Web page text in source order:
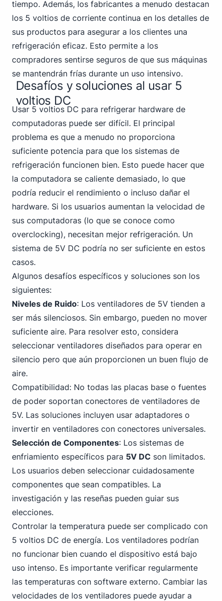
tiempo. Además, los fabricantes a menudo destacan
los 5 voltios de corriente continua en los detalles de
sus productos para asegurar a los clientes una
refrigeración eficaz. Esto permite a los
compradores sentirse seguros de que sus máquinas
se mantendrán frías durante un uso intensivo.
Desafíos y soluciones al usar 5
voltios DC
Usar 5 voltios DC para refrigerar hardware de
computadoras puede ser difícil. El principal
problema es que a menudo no proporciona
suficiente potencia para que los sistemas de
refrigeración funcionen bien. Esto puede hacer que
la computadora se caliente demasiado, lo que
podría reducir el rendimiento o incluso dañar el
hardware. Si los usuarios aumentan la velocidad de
sus computadoras (lo que se conoce como
overclocking), necesitan mejor refrigeración. Un
sistema de 5V DC podría no ser suficiente en estos
casos.
Algunos desafíos específicos y soluciones son los
siguientes:
Niveles de Ruido: Los ventiladores de 5V tienden a
ser más silenciosos. Sin embargo, pueden no mover
suficiente aire. Para resolver esto, considera
seleccionar ventiladores diseñados para operar en
silencio pero que aún proporcionen un buen flujo de
aire.
Compatibilidad: No todas las placas base o fuentes
de poder soportan conectores de ventiladores de
5V. Las soluciones incluyen usar adaptadores o
invertir en ventiladores con conectores universales.
Selección de Componentes: Los sistemas de
enfriamiento específicos para 5V DC son limitados.
Los usuarios deben seleccionar cuidadosamente
componentes que sean compatibles. La
investigación y las reseñas pueden guiar sus
elecciones.
Controlar la temperatura puede ser complicado con
5 voltios DC de energía. Los ventiladores podrían
no funcionar bien cuando el dispositivo está bajo
uso intenso. Es importante verificar regularmente
las temperaturas con software externo. Cambiar las
velocidades de los ventiladores puede ayudar a